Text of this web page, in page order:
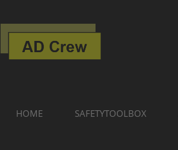
HOME SAFETYTOOLBOX